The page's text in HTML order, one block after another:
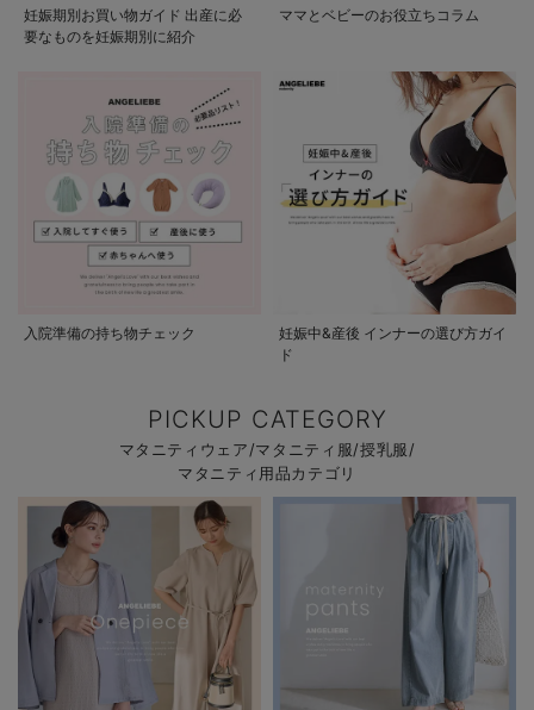
妊娠期別お買い物ガイド 出産に必
要なものを妊娠期別に紹介
ママとベビーのお役立ちコラム
入院準備の持ち物チェック
妊娠中&産後 インナーの選び方ガイ
ド
PICKUP CATEGORY
マタニティウェア/マタニティ服/授乳服/
マタニティ用品カテゴリ